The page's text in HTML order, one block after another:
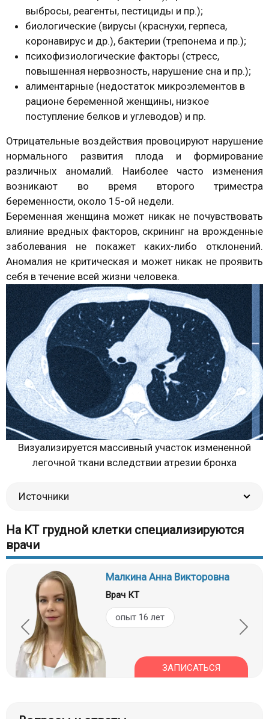
выбросы, реагенты, пестициды и пр.);
биологические (вирусы (краснухи, герпеса,
коронавирус и др.), бактерии (трепонема и пр.);
психофизиологические факторы (стресс,
повышенная нервозность, нарушение сна и пр.);
алиментарные (недостаток микроэлементов в
рационе беременной женщины, низкое
поступление белков и углеводов) и пр.
Отрицательные воздействия провоцируют нарушение
нормального развития плода и формирование
различных аномалий. Наиболее часто изменения
возникают во время второго триместра
беременности, около 15-ой недели.
Беременная женщина может никак не почувствовать
влияние вредных факторов, скрининг на врожденные
заболевания не покажет каких-либо отклонений.
Аномалия не критическая и может никак не проявить
себя в течение всей жизни человека.
Визуализируется массивный участок измененной
легочной ткани вследствии атрезии бронха
Источники
На КТ грудной клетки специализируются
врачи
Малкина Анна Викторовна
Врач КТ
опыт 16 лет
ЗАПИСАТЬСЯ